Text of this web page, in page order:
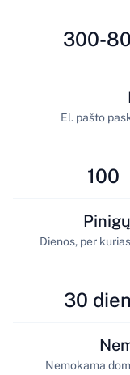
300-
100
El. pašto
30
Dienos, per
Nemokama